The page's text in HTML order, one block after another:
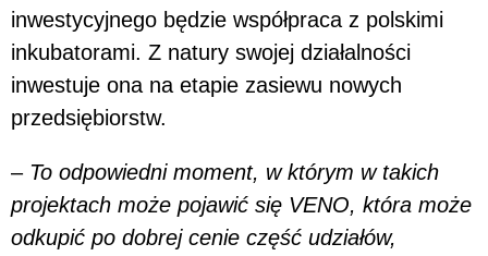
inwestycyjnego będzie współpraca z polskimi
inkubatorami. Z natury swojej działalności
inwestuje ona na etapie zasiewu nowych
przedsiębiorstw.
–To odpowiedni moment, w którym w takich
projektach może pojawić się VENO, która może
odkupić po dobrej cenie część udziałów,